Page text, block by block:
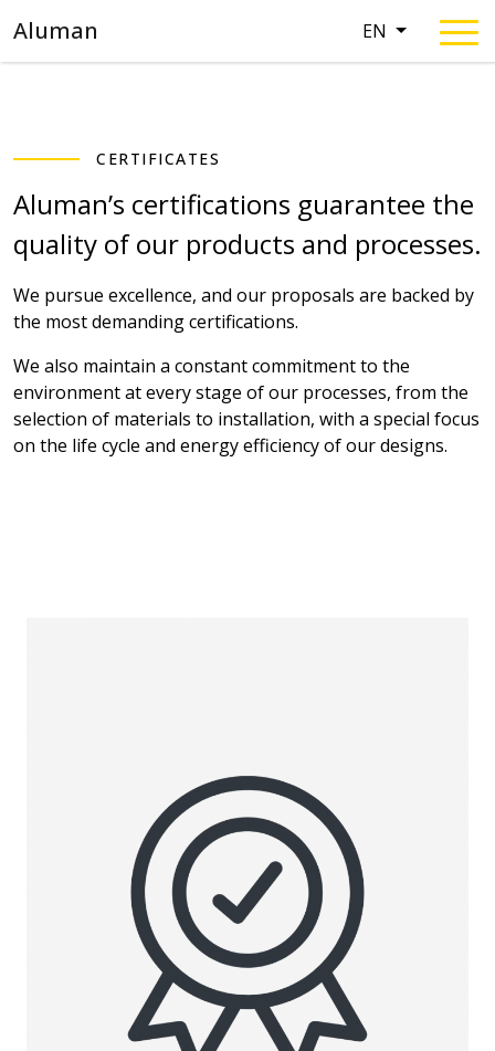
Aluman EN
CERTIFICATES
Aluman’s certifications guarantee the
quality of our products and processes.
We pursue excellence, and our proposals are backed by
the most demanding certifications.
We also maintain a constant commitment to the
environment at every stage of our processes, from the
selection of materials to installation, with a special focus
on the life cycle and energy efficiency of our designs.